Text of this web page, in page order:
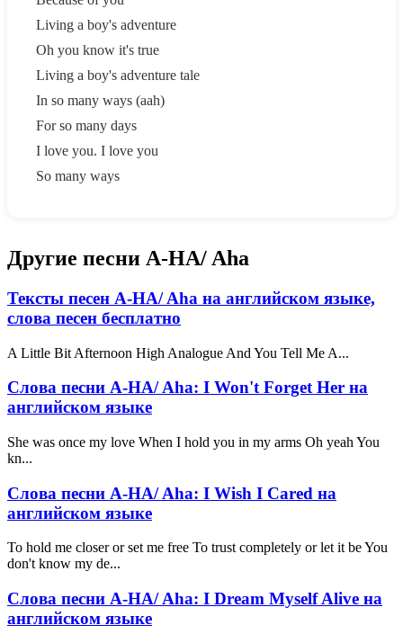
Living a boy's adventure
Oh you know it's true
Living a boy's adventure tale
In so many ways (aah)
For so many days
I love you. I love you
So many ways
Другие песни A-HA/ Aha
Тексты песен A-HA/ Aha на английском языке,
слова песен бесплатно
A Little Bit Afternoon High Analogue And You Tell Me A...
Слова песни A-HA/ Aha: I Won't Forget Her на
английском языке
She was once my love When I hold you in my arms Oh yeah You
kn...
Слова песни A-HA/ Aha: I Wish I Cared на
английском языке
To hold me closer or set me free To trust completely or let it be You
don't know my de...
Слова песни A-HA/ Aha: I Dream Myself Alive на
английском языке